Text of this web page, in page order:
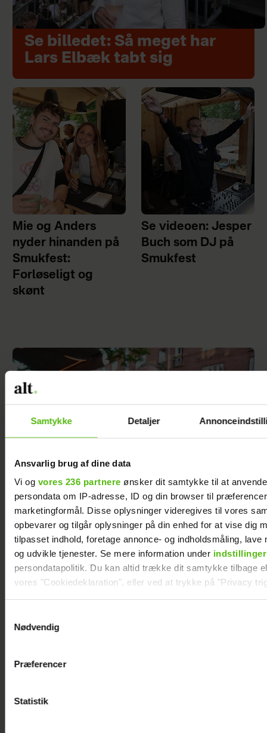
Samtykke Detaljer
Ansvarlig brug af dine data
Vi og vores 236 partnere ønsker dit samtykke til at
persondata om IP-adresse, ID og din browser til
marketingformål. Disse oplysninger videregives til vores
opbevarer og tilgår oplysninger på din enhed for at vise dig
tilpasset indhold, foretage annonce- og indholdsmåling, lave
og udvikle tjenester. Se mere information under indstillinger
persondatapolitik. Du kan altid trække dit samtykke tilbage
vores "Cookiedeklaration", eller ved at trykke på "Privacy
Vi anvender egne cookies og cookies fra tredjeparter til at
generere statistik og huske dine præferencer samt til brug
Nødvendig
Præferencer
Statistik
Se billedet: Så meget har
Lars Elbæk tabt sig
Mie og Anders
nyder hinanden på
Smukfest:
Forløseligt og
skønt
Se videoen: Jesper
Buch som DJ på
Smukfest
Alexanndra Christensen afslører
familieforøgelse